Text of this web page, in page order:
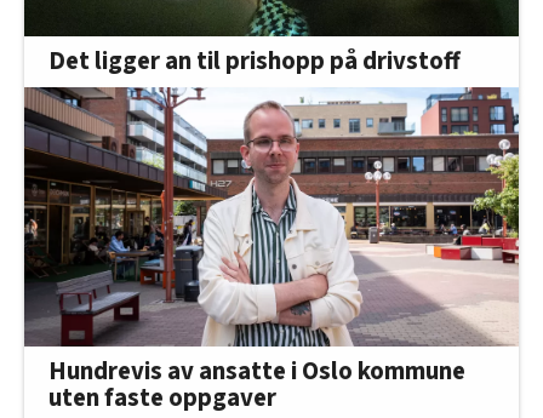
Det ligger an til prishopp på drivstoff
Hundrevis av ansatte i Oslo kommune
uten faste oppgaver